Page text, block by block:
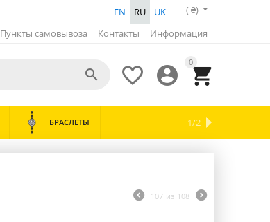
( ₴)
EN RU
UK
Пункты самовывоза Контакты Информация
0




БРАСЛЕТЫ 1/2
107 из 108